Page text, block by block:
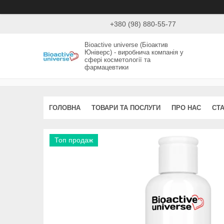
+380 (98) 880-55-77
Bioactive universe (Біоактив
Юніверс) - виробнича компанія у
сфері косметології та
фармацевтики
ГОЛОВНА ТОВАРИ ТА ПОСЛУГИ ПРО НАС
Топ продаж